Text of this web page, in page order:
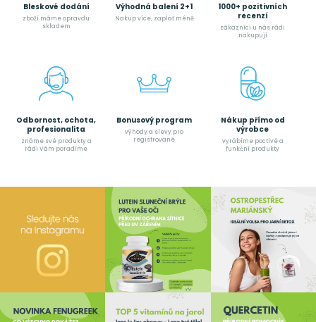
Bleskové dodání
zboží máme opravdu
skladem
Výhodná balení 2+1
Nakup více, zaplať méně
1000+ pozitivních
recenzí
zákazníci u nás rádi
nakupují
Odbornost, ochota,
profesionalita
známe své produkty a
rádi Vám poradíme
Bonusový program
výhody a slevy pro
registrované
Nákup přímo od
výrobce
vyrábíme poctívé a
funkční produkty